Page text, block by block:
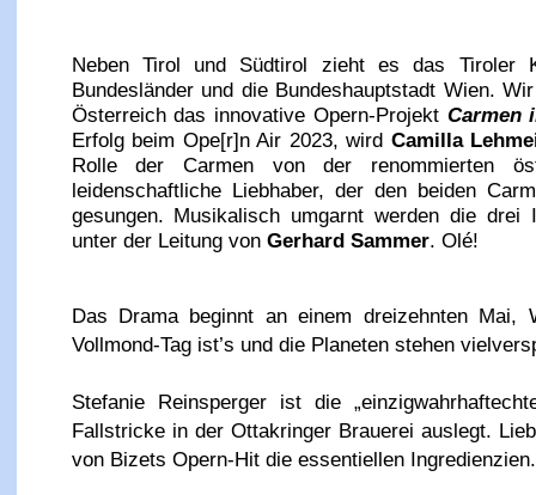
Neben Tirol und Südtirol zieht es das Tiroler
Bundesländer und die Bundeshauptstadt Wien.
Österreich das innovative Opern-Projekt Carmen
Erfolg beim Ope[r]n Air 2023, wird Camilla
Rolle der Carmen von der renommierten
leidenschaftliche Liebhaber, der den beiden
gesungen. Musikalisch umgarnt werden die
unter der Leitung von Gerhard Sammer. Olé!
Das Drama beginnt an einem dreizehnten Mai,
Vollmond-Tag ist’s und die Planeten stehen
Stefanie Reinsperger ist die
Fallstricke in der Ottakringer Brauerei auslegt.
von Bizets Opern-Hit die essentiellen Ingredienzien.